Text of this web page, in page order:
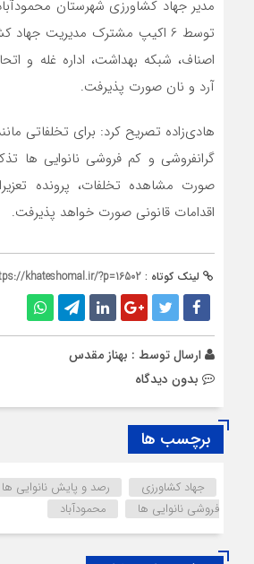
مدیر جهاد کشاورزی شهرستان محمودآباد
توسط 6 اکیپ مشترک مدیریت
اصناف، شبکه بهداشت، اداره غله و
آرد و نان صورت پذیرفت.
هادی‌زاده تصریح کرد: برای تخلفاتی
گرانفروشی و کم فروشی نانوایی ها
صورت مشاهده تخلفات، پرونده
اقدامات قانونی صورت خواهد پذیرفت.
لینک کوتاه : khateshomal.ir/?p=16502
ارسال توسط : بهناز مقدس
بدون دیدگاه
برچسب ها
جهاد کشاورزی رصد و پایش نانوایی ها
فروشی نانوایی ها
محمودآباد